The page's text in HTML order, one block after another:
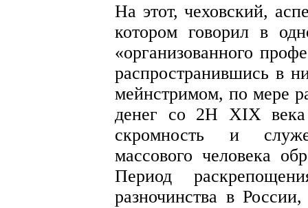
На этот, чеховский,
котором говорил в
«организованного
распространившись в
мейнстримом, по мере
денег со 2H XIX века
скромность и
массового человека
Период
разночинства в